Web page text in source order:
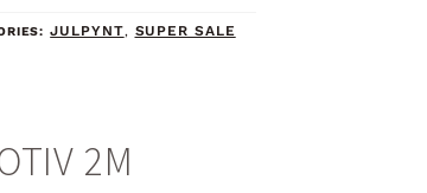
JULPYNT, SUPER SALE
2M